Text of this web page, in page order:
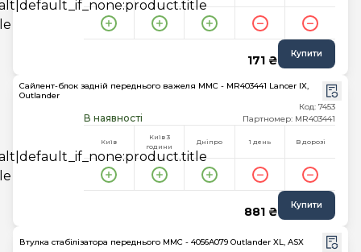
171 ₴ Купити
Сайлент-блок задній переднього важеля MMC - MR403441 Lancer IX,
Outlander
В наявності
Код: 7453
Партномер: MR403441
Київ
Київ 3
години
Дніпро 1 день В дорозі
881 ₴ Купити
Втулка стабілізатора переднього MMC - 4056A079 Outlander XL, ASX